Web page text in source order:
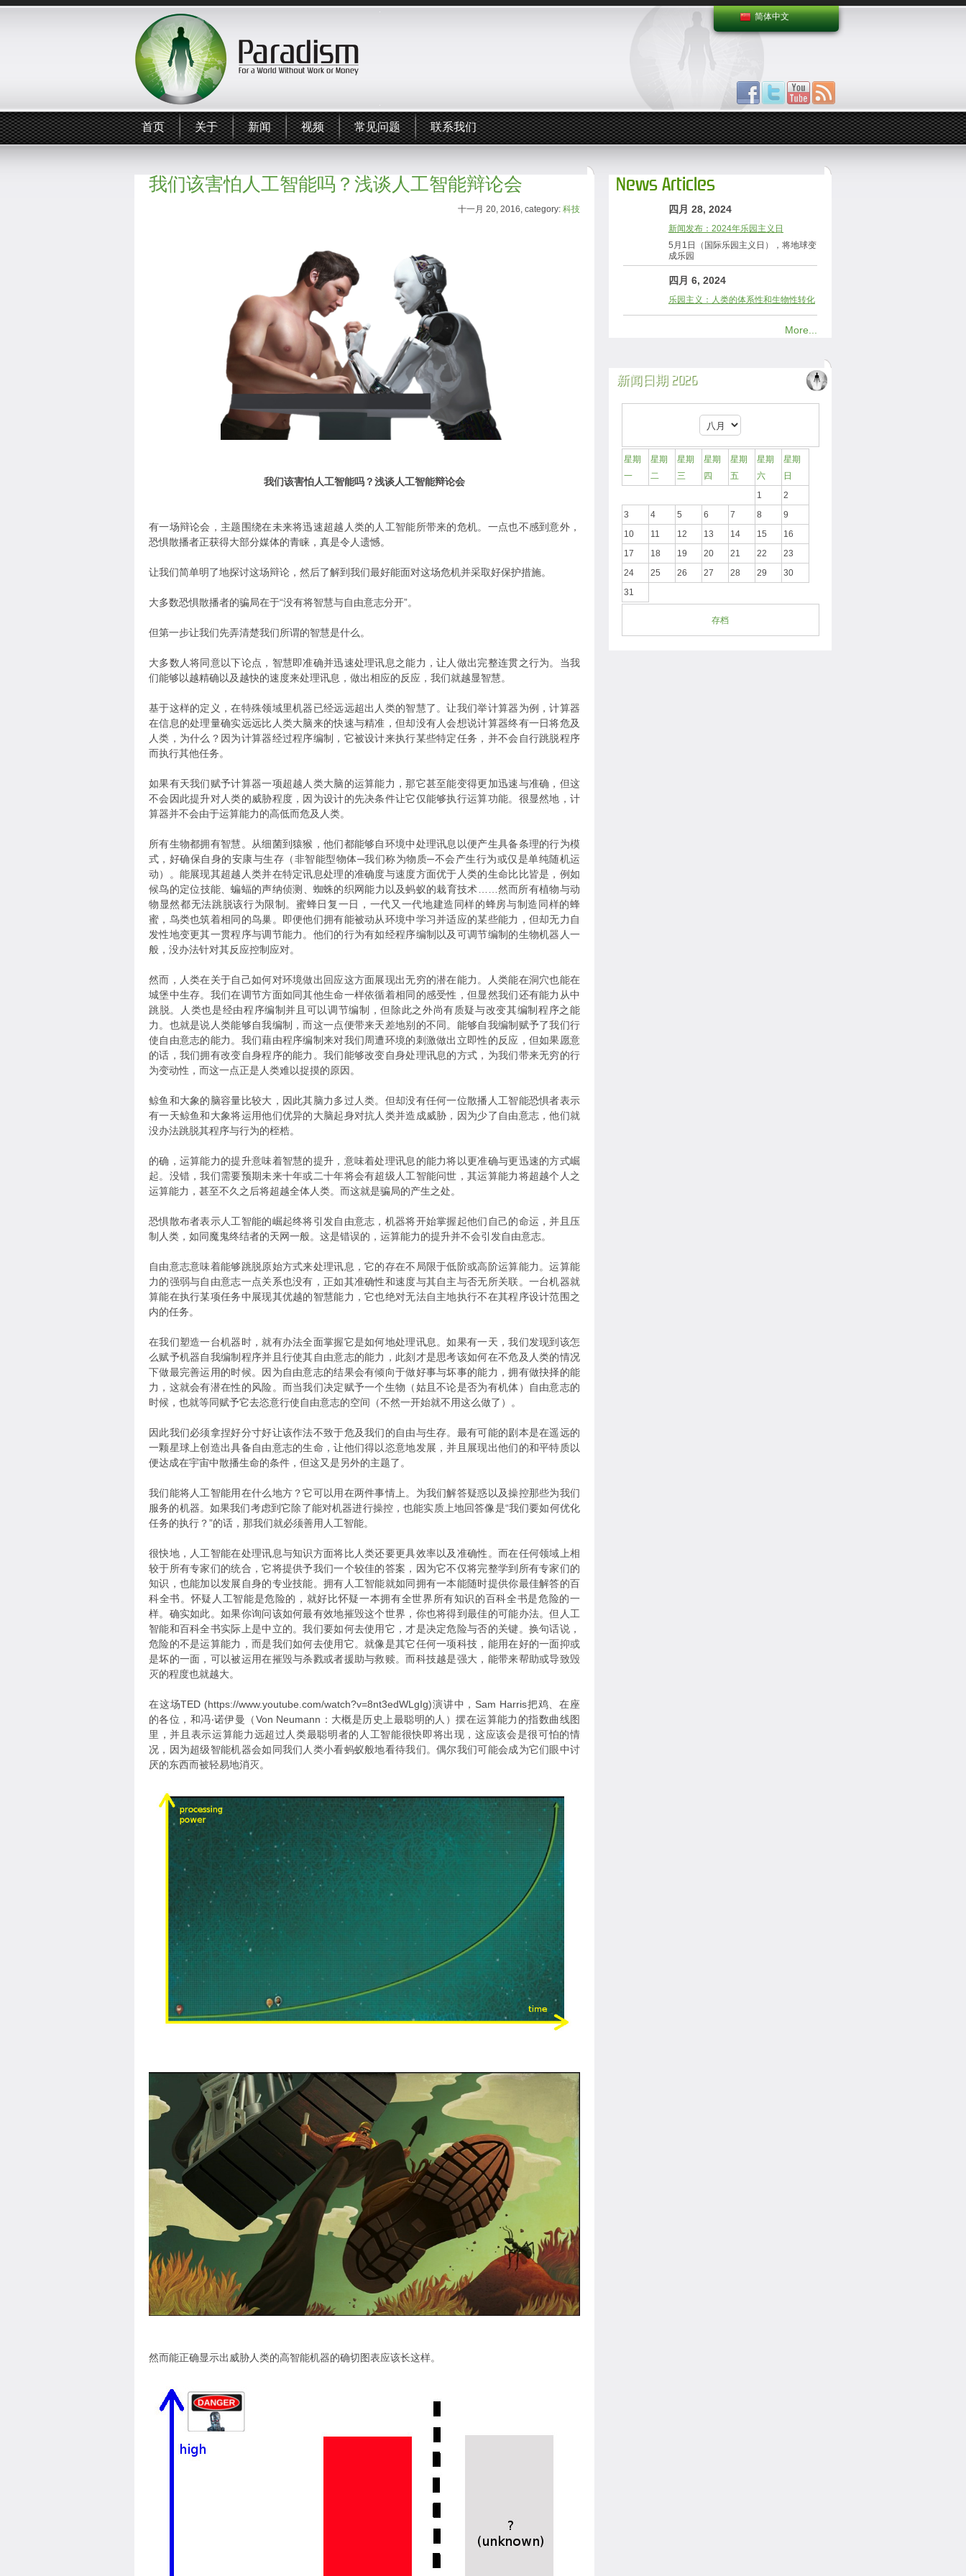
简体中文
首页 关于 新闻 视频 常见问题 联系我们
我们该害怕人工智能吗？浅谈人工智能辩论会
十一月 20, 2016, category: 科技
我们该害怕人工智能吗？浅谈人工智能辩论会
有一场辩论会，主题围绕在未来将迅速超越人类的人工智能所带来的危机。一点也不感到意外，
恐惧散播者正获得大部分媒体的青睐，真是令人遗憾。
让我们简单明了地探讨这场辩论，然后了解到我们最好能面对这场危机并采取好保护措施。
大多数恐惧散播者的骗局在于“没有将智慧与自由意志分开”。
但第一步让我们先弄清楚我们所谓的智慧是什么。
大多数人将同意以下论点，智慧即准确并迅速处理讯息之能力，让人做出完整连贯之行为。当我
们能够以越精确以及越快的速度来处理讯息，做出相应的反应，我们就越显智慧。
基于这样的定义，在特殊领域里机器已经远远超出人类的智慧了。让我们举计算器为例，计算器
在信息的处理量确实远远比人类大脑来的快速与精准，但却没有人会想说计算器终有一日将危及
人类，为什么？因为计算器经过程序编制，它被设计来执行某些特定任务，并不会自行跳脱程序
而执行其他任务。
如果有天我们赋予计算器一项超越人类大脑的运算能力，那它甚至能变得更加迅速与准确，但这
不会因此提升对人类的威胁程度，因为设计的先决条件让它仅能够执行运算功能。很显然地，计
算器并不会由于运算能力的高低而危及人类。
所有生物都拥有智慧。从细菌到猿猴，他们都能够自环境中处理讯息以便产生具备条理的行为模
式，好确保自身的安康与生存（非智能型物体─我们称为物质─不会产生行为或仅是单纯随机运
动）。能展现其超越人类并在特定讯息处理的准确度与速度方面优于人类的生命比比皆是，例如
候鸟的定位技能、蝙蝠的声纳侦测、蜘蛛的织网能力以及蚂蚁的栽育技术……然而所有植物与动
物显然都无法跳脱该行为限制。蜜蜂日复一日，一代又一代地建造同样的蜂房与制造同样的蜂
蜜，鸟类也筑着相同的鸟巢。即便他们拥有能被动从环境中学习并适应的某些能力，但却无力自
发性地变更其一贯程序与调节能力。他们的行为有如经程序编制以及可调节编制的生物机器人一
般，没办法针对其反应控制应对。
然而，人类在关于自己如何对环境做出回应这方面展现出无穷的潜在能力。人类能在洞穴也能在
城堡中生存。我们在调节方面如同其他生命一样依循着相同的感受性，但显然我们还有能力从中
跳脱。人类也是经由程序编制并且可以调节编制，但除此之外尚有质疑与改变其编制程序之能
力。也就是说人类能够自我编制，而这一点便带来天差地别的不同。能够自我编制赋予了我们行
使自由意志的能力。我们藉由程序编制来对我们周遭环境的刺激做出立即性的反应，但如果愿意
的话，我们拥有改变自身程序的能力。我们能够改变自身处理讯息的方式，为我们带来无穷的行
为变动性，而这一点正是人类难以捉摸的原因。
鲸鱼和大象的脑容量比较大，因此其脑力多过人类。但却没有任何一位散播人工智能恐惧者表示
有一天鲸鱼和大象将运用他们优异的大脑起身对抗人类并造成威胁，因为少了自由意志，他们就
没办法跳脱其程序与行为的桎梏。
的确，运算能力的提升意味着智慧的提升，意味着处理讯息的能力将以更准确与更迅速的方式崛
起。没错，我们需要预期未来十年或二十年将会有超级人工智能问世，其运算能力将超越个人之
运算能力，甚至不久之后将超越全体人类。而这就是骗局的产生之处。
恐惧散布者表示人工智能的崛起终将引发自由意志，机器将开始掌握起他们自己的命运，并且压
制人类，如同魔鬼终结者的天网一般。这是错误的，运算能力的提升并不会引发自由意志。
自由意志意味着能够跳脱原始方式来处理讯息，它的存在不局限于低阶或高阶运算能力。运算能
力的强弱与自由意志一点关系也没有，正如其准确性和速度与其自主与否无所关联。一台机器就
算能在执行某项任务中展现其优越的智慧能力，它也绝对无法自主地执行不在其程序设计范围之
内的任务。
在我们塑造一台机器时，就有办法全面掌握它是如何地处理讯息。如果有一天，我们发现到该怎
么赋予机器自我编制程序并且行使其自由意志的能力，此刻才是思考该如何在不危及人类的情况
下做最完善运用的时候。因为自由意志的结果会有倾向于做好事与坏事的能力，拥有做抉择的能
力，这就会有潜在性的风险。而当我们决定赋予一个生物（姑且不论是否为有机体）自由意志的
时候，也就等同赋予它去恣意行使自由意志的空间（不然一开始就不用这么做了）。
因此我们必须拿捏好分寸好让该作法不致于危及我们的自由与生存。最有可能的剧本是在遥远的
一颗星球上创造出具备自由意志的生命，让他们得以恣意地发展，并且展现出他们的和平特质以
便达成在宇宙中散播生命的条件，但这又是另外的主题了。
我们能将人工智能用在什么地方？它可以用在两件事情上。为我们解答疑惑以及操控那些为我们
服务的机器。如果我们考虑到它除了能对机器进行操控，也能实质上地回答像是“我们要如何优化
任务的执行？”的话，那我们就必须善用人工智能。
很快地，人工智能在处理讯息与知识方面将比人类还要更具效率以及准确性。而在任何领域上相
较于所有专家们的统合，它将提供予我们一个较佳的答案，因为它不仅将完整学到所有专家们的
知识，也能加以发展自身的专业技能。拥有人工智能就如同拥有一本能随时提供你最佳解答的百
科全书。怀疑人工智能是危险的，就好比怀疑一本拥有全世界所有知识的百科全书是危险的一
样。确实如此。如果你询问该如何最有效地摧毁这个世界，你也将得到最佳的可能办法。但人工
智能和百科全书实际上是中立的。我们要如何去使用它，才是决定危险与否的关键。换句话说，
危险的不是运算能力，而是我们如何去使用它。就像是其它任何一项科技，能用在好的一面抑或
是坏的一面，可以被运用在摧毁与杀戮或者援助与救赎。而科技越是强大，能带来帮助或导致毁
灭的程度也就越大。
在这场TED (https://www.youtube.com/watch?v=8nt3edWLgIg)演讲中，Sam Harris把鸡、在座
的各位，和冯‧诺伊曼（Von Neumann：大概是历史上最聪明的人）摆在运算能力的指数曲线图
里，并且表示运算能力远超过人类最聪明者的人工智能很快即将出现，这应该会是很可怕的情
况，因为超级智能机器会如同我们人类小看蚂蚁般地看待我们。偶尔我们可能会成为它们眼中讨
厌的东西而被轻易地消灭。
然而能正确显示出威胁人类的高智能机器的确切图表应该长这样。
News Articles
四月 28, 2024
新闻发布：2024年乐园主义日
5月1日（国际乐园主义日），将地球变
成乐园
四月 6, 2024
乐园主义：人类的体系性和生物性转化
More...
新闻日期 2026
星期
一
星期
二
星期
三
星期
四
星期
五
星期
六
星期
日
1
2
3
4 5 6 7 8
9
10
11 12 13 14 15
16
17
18 19 20 21 22
23
24
25 26 27 28 29
30
31
存档